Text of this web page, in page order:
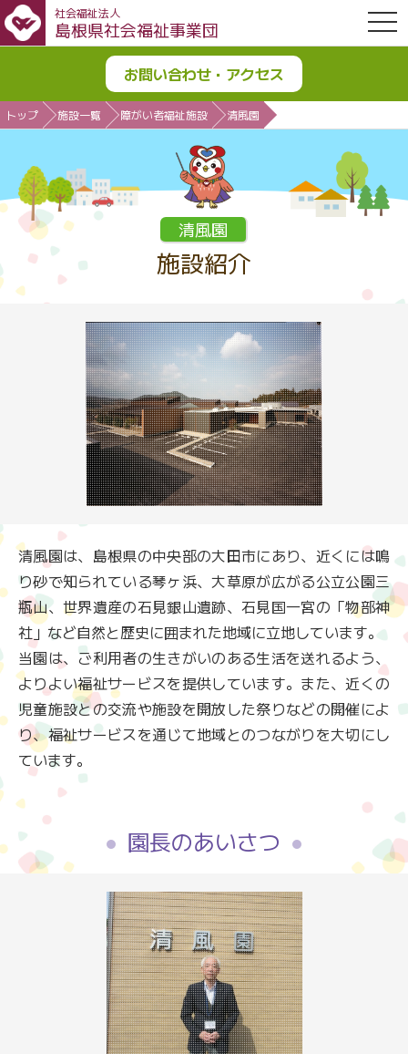
社会福祉法人
島根県社会福祉事業団
お問い合わせ・アクセス
トップ 施設一覧 障がい者福祉施設 清風園
清風園
施設紹介
清風園は、島根県の中央部の大田市にあり、近くには鳴
り砂で知られている琴ヶ浜、大草原が広がる公立公園三
瓶山、世界遺産の石見銀山遺跡、石見国一宮の「物部神
社」など自然と歴史に囲まれた地域に立地しています。
当園は、ご利用者の生きがいのある生活を送れるよう、
よりよい福祉サービスを提供しています。また、近くの
児童施設との交流や施設を開放した祭りなどの開催によ
り、福祉サービスを通じて地域とのつながりを大切にし
ています。
園長のあいさつ